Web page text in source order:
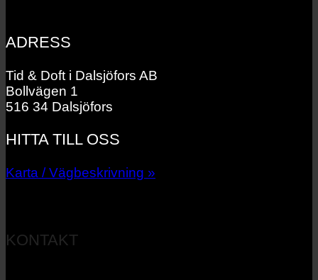
ADRESS
Tid & Doft i Dalsjöfors AB
Bollvägen 1
516 34 Dalsjöfors
HITTA TILL OSS
Karta / Vägbeskrivning »
KONTAKT